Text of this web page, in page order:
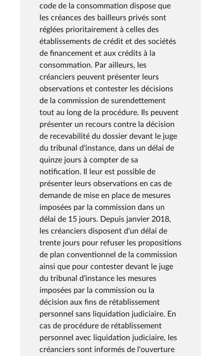
code de la consommation dispose que
les créances des bailleurs privés sont
réglées prioritairement à celles des
établissements de crédit et des sociétés
de financement et aux crédits à la
consommation. Par ailleurs, les
créanciers peuvent présenter leurs
observations et contester les décisions
de la commission de surendettement
tout au long de la procédure. Ils peuvent
présenter un recours contre la décision
de recevabilité du dossier devant le juge
du tribunal d'instance, dans un délai de
quinze jours à compter de sa
notification. Il leur est possible de
présenter leurs observations en cas de
demande de mise en place de mesures
imposées par la commission dans un
délai de 15 jours. Depuis janvier 2018,
les créanciers disposent d'un délai de
trente jours pour refuser les propositions
de plan conventionnel de la commission
ainsi que pour contester devant le juge
du tribunal d'instance les mesures
imposées par la commission ou la
décision aux fins de rétablissement
personnel sans liquidation judiciaire. En
cas de procédure de rétablissement
personnel avec liquidation judiciaire, les
créanciers sont informés de l'ouverture